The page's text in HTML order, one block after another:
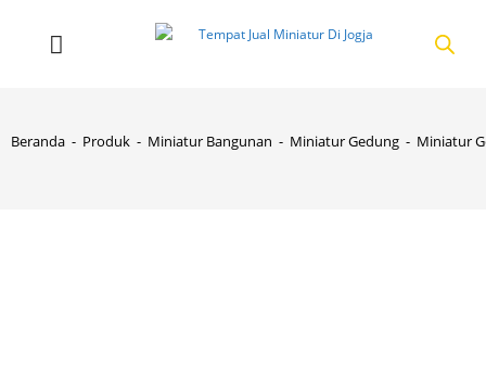
Beranda - Produk - Miniatur Bangunan - Miniatur Gedung - Miniatur